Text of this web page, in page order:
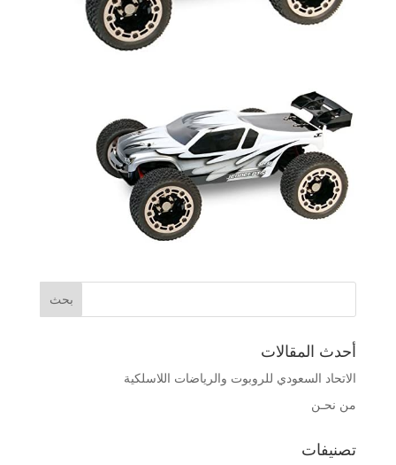
أحدث المقالات
الاتحاد السعودي للروبوت والرياضات اللاسلكية
من نحـن
تصنيفات